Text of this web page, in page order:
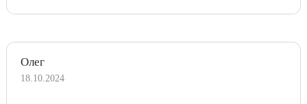
Олег
18.10.2024